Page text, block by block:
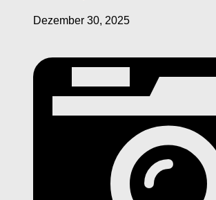
Dezember 30, 2025